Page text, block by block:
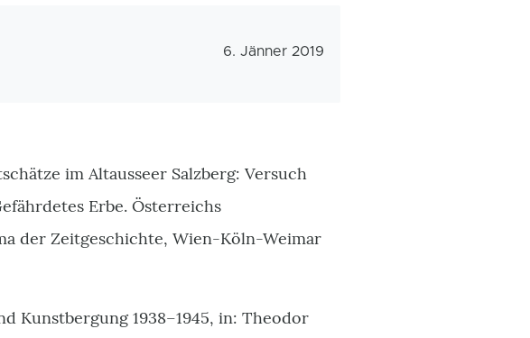
Veröffentlichungsdatum
6. Jänner 2019
im Altausseer Salzberg: Versuch
Erbe. Österreichs
der Zeitgeschichte, Wien-Köln-Weimar
Kunstbergung 1938–1945, in: Theodor